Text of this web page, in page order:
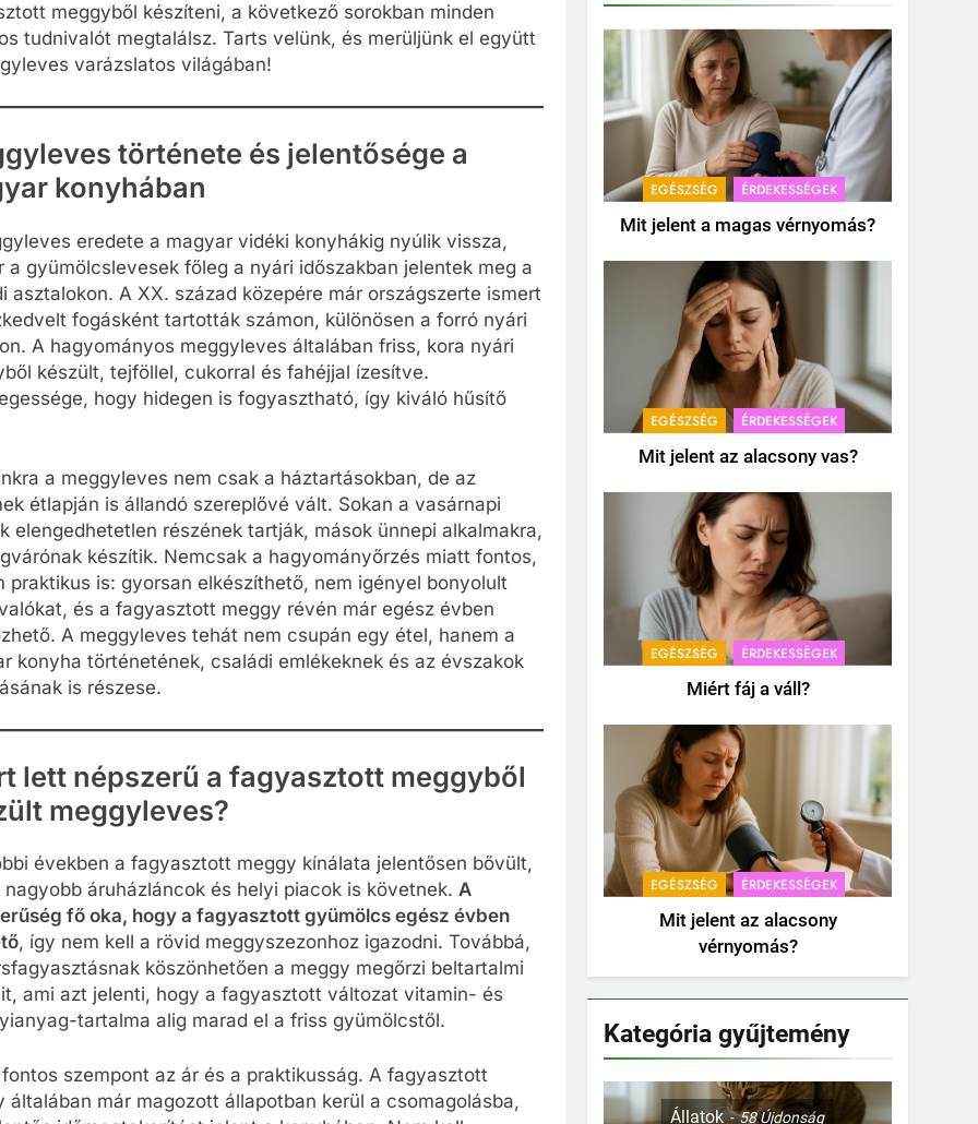
meggyből készíteni, a következő sorokban minden
tudnivalót megtalálsz. Tarts velünk, és merüljünk el együtt
varázslatos világában!
története és jelentősége a
konyhában
eredete a magyar vidéki konyhákig nyúlik vissza,
a gyümölcslevesek főleg a nyári időszakban jelentek meg a
asztalokon. A XX. század közepére már országszerte ismert
fogásként tartották számon, különösen a forró nyári
A hagyományos meggyleves általában friss, kora nyári
készült, tejföllel, cukorral és fahéjjal ízesítve.
hogy hidegen is fogyasztható, így kiváló hűsítő
a meggyleves nem csak a háztartásokban, de az
étlapján is állandó szereplővé vált. Sokan a vasárnapi
elengedhetetlen részének tartják, mások ünnepi alkalmakra,
készítik. Nemcsak a hagyományőrzés miatt fontos,
praktikus is: gyorsan elkészíthető, nem igényel bonyolult
és a fagyasztott meggy révén már egész évben
A meggyleves tehát nem csupán egy étel, hanem a
konyha történetének, családi emlékeknek és az évszakok
is részese.
lett népszerű a fagyasztott meggyből
meggyleves?
években a fagyasztott meggy kínálata jelentősen bővült,
nagyobb áruházláncok és helyi piacok is követnek. A
fő oka, hogy a fagyasztott gyümölcs egész évben
, így nem kell a rövid meggyszezonhoz igazodni. Továbbá,
köszönhetően a meggy megőrzi beltartalmi
ami azt jelenti, hogy a fagyasztott változat vitamin- és
tartalma alig marad el a friss gyümölcstől.
szempont az ár és a praktikusság. A fagyasztott
általában már magozott állapotban kerül a csomagolásba,
EGÉSZSÉG ÉRDEKESSÉGEK
Mit jelent a magas vérnyomás?
EGÉSZSÉG ÉRDEKESSÉGEK
Mit jelent az alacsony vas?
EGÉSZSÉG ÉRDEKESSÉGEK
Miért fáj a váll?
EGÉSZSÉG ÉRDEKESSÉGEK
Mit jelent az alacsony
vérnyomás?
Kategória gyűjtemény
Állatok 58Újdonság